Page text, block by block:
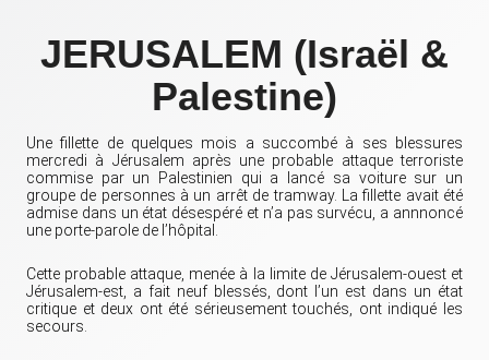
JERUSALEM (Israël &
Palestine)
Une fillette de quelques mois a succombé à ses blessures
mercredi à Jérusalem après une probable attaque terroriste
commise par un Palestinien qui a lancé sa voiture sur un
groupe de personnes à un arrêt de tramway. La fillette avait été
admise dans un état désespéré et n’a pas survécu, a annnoncé
une porte-parole de l’hôpital.
Cette probable attaque, menée à la limite de Jérusalem-ouest et
Jérusalem-est, a fait neuf blessés, dont l’un est dans un état
critique et deux ont été sérieusement touchés, ont indiqué les
secours.